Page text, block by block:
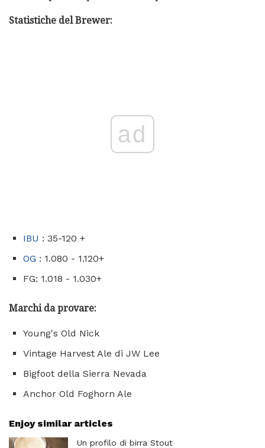
Statistiche del Brewer:
ad
IBU : 35-120 +
OG : 1.080 - 1.120+
FG: 1.018 - 1.030+
Marchi da provare:
Young's Old Nick
Vintage Harvest Ale di JW Lee
Bigfoot della Sierra Nevada
Anchor Old Foghorn Ale
Enjoy similar articles
Un profilo di birra Stout